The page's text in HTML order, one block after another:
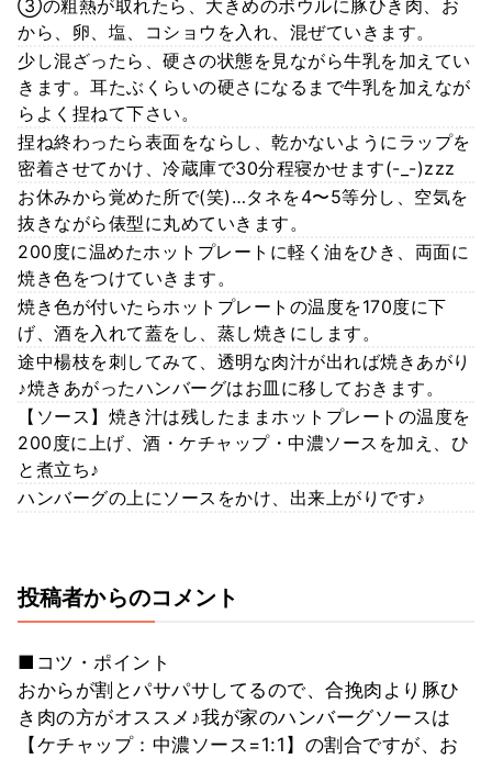
③の粗熱が取れたら、大きめのボウルに豚ひき肉、お
から、卵、塩、コショウを入れ、混ぜていきます。
少し混ざったら、硬さの状態を見ながら牛乳を加えてい
きます。耳たぶくらいの硬さになるまで牛乳を加えなが
らよく捏ねて下さい。
捏ね終わったら表面をならし、乾かないようにラップを
密着させてかけ、冷蔵庫で30分程寝かせます(-_-)zzz
お休みから覚めた所で(笑)…タネを4〜5等分し、空気を
抜きながら俵型に丸めていきます。
200度に温めたホットプレートに軽く油をひき、両面に
焼き色をつけていきます。
焼き色が付いたらホットプレートの温度を170度に下
げ、酒を入れて蓋をし、蒸し焼きにします。
途中楊枝を刺してみて、透明な肉汁が出れば焼きあがり
♪焼きあがったハンバーグはお皿に移しておきます。
【ソース】焼き汁は残したままホットプレートの温度を
200度に上げ、酒・ケチャップ・中濃ソースを加え、ひ
と煮立ち♪
ハンバーグの上にソースをかけ、出来上がりです♪
投稿者からのコメント
■コツ・ポイント
おからが割とパサパサしてるので、合挽肉より豚ひ
き肉の方がオススメ♪我が家のハンバーグソースは
【ケチャップ：中濃ソース=1:1】の割合ですが、お